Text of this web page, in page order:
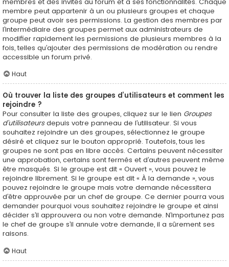
membre peut appartenir à un ou plusieurs groupes et chaque
groupe peut avoir ses permissions. La gestion des membres par
l’intermédiaire des groupes permet aux administrateurs de
modifier rapidement les permissions de plusieurs membres à la
fois, telles qu’ajouter des permissions de modération ou rendre
accessible un forum privé.
Haut
Où trouver la liste des groupes d’utilisateurs et comment les
rejoindre ?
Pour consulter la liste des groupes, cliquez sur le lien Groupes
d’utilisateursdepuis votre panneau de l’utilisateur. Si vous
souhaitez rejoindre un des groupes, sélectionnez le groupe
désiré et cliquez sur le bouton approprié. Toutefois, tous les
groupes ne sont pas en libre accès. Certains peuvent nécessiter
une approbation, certains sont fermés et d’autres peuvent même
être masqués. Si le groupe est dit « Ouvert », vous pouvez le
rejoindre librement. Si le groupe est dit « À la demande », vous
pouvez rejoindre le groupe mais votre demande nécessitera
d’être approuvée par un chef de groupe. Ce dernier pourra vous
demander pourquoi vous souhaitez rejoindre le groupe et ainsi
décider s’il approuvera ou non votre demande. N’importunez pas
le chef de groupe s’il annule votre demande, il a sûrement ses
raisons.
Haut